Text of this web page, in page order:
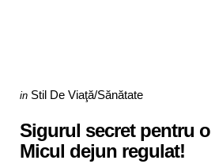
Categories
Posted
in Stil De Viaţă/Sănătate
Sigurul secret pentru o
Micul dejun regulat!